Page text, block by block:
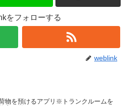
をフォローする
weblink
物を預けるアプリ※トランクルームを